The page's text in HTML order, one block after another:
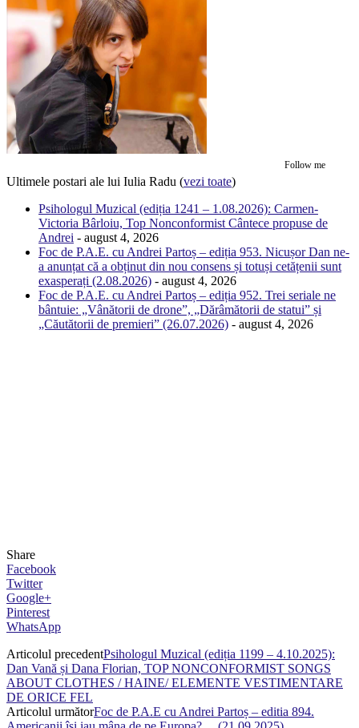
Follow me
Ultimele postari ale lui Iulia Radu (vezi toate)
Psihologul Muzical (ediția 1241 – 1.08.2026): Carmen-
Victoria Bârloiu, Top Nonconformist Cântece propuse de
Andrei - august 4, 2026
Foc de P.A.E. cu Andrei Partoș – ediția 953. Nicușor Dan ne-
a anunțat că a obținut din nou consens și totuși cetățenii sunt
exasperați (2.08.2026) - august 4, 2026
Foc de P.A.E. cu Andrei Partoș – ediția 952. Trei seriale ne
bântuie: „Vânătorii de drone”, „Dărâmătorii de statui” și
„Căutătorii de premieri” (26.07.2026) - august 4, 2026
Share
Facebook
Twitter
Google+
Pinterest
WhatsApp
Articolul precedentPsihologul Muzical (ediția 1199 – 4.10.2025):
Dan Vană și Dana Florian, TOP NONCONFORMIST SONGS
ABOUT CLOTHES / HAINE/ ELEMENTE VESTIMENTARE
DE ORICE FEL
Articolul următorFoc de P.A.E cu Andrei Partoș – editia 894.